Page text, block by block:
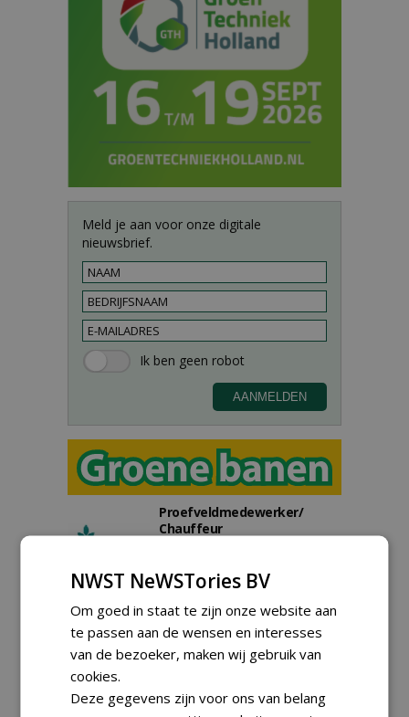
Meld je aan voor onze digitale
nieuwsbrief.
Proefveldmedewerker/
Chauffeur
06-08-2026, Ven-Zelderheide
Kasmedewerker (fulltime) bij
DSV zaden Nederland B.V.
06-08-2026, Ven-Zelderheide
Allround
(fulltime) bij DSV zaden
NWST NeWSTories BV
Om goed in staat te zijn onze website aan
te passen aan de wensen en interesses
van de bezoeker, maken wij gebruik van
cookies.
Deze gegevens zijn voor ons van belang